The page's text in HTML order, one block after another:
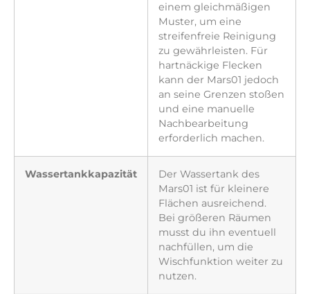
einem gleichmäßigen
Muster, um eine
streifenfreie Reinigung
zu gewährleisten. Für
hartnäckige Flecken
kann der Mars01 jedoch
an seine Grenzen stoßen
und eine manuelle
Nachbearbeitung
erforderlich machen.
Wassertankkapazität
Der Wassertank des
Mars01 ist für kleinere
Flächen ausreichend.
Bei größeren Räumen
musst du ihn eventuell
nachfüllen, um die
Wischfunktion weiter zu
nutzen.